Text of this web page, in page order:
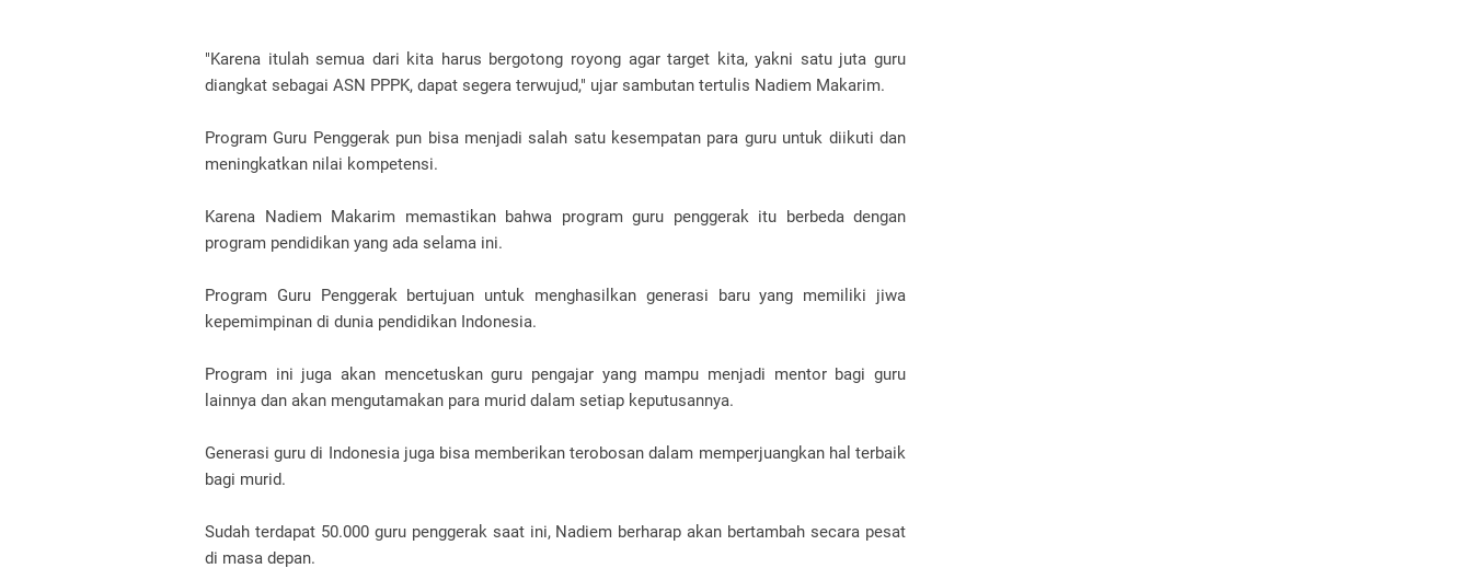
"Karena itulah semua dari kita harus bergotong royong agar target kita, yakni satu juta guru
diangkat sebagai ASN PPPK, dapat segera terwujud," ujar sambutan tertulis Nadiem Makarim.
Program Guru Penggerak pun bisa menjadi salah satu kesempatan para guru untuk diikuti dan
meningkatkan nilai kompetensi.
Karena Nadiem Makarim memastikan bahwa program guru penggerak itu berbeda dengan
program pendidikan yang ada selama ini.
Program Guru Penggerak bertujuan untuk menghasilkan generasi baru yang memiliki jiwa
kepemimpinan di dunia pendidikan Indonesia.
Program ini juga akan mencetuskan guru pengajar yang mampu menjadi mentor bagi guru
lainnya dan akan mengutamakan para murid dalam setiap keputusannya.
Generasi guru di Indonesia juga bisa memberikan terobosan dalam memperjuangkan hal terbaik
bagi murid.
Sudah terdapat 50.000 guru penggerak saat ini, Nadiem berharap akan bertambah secara pesat
di masa depan.